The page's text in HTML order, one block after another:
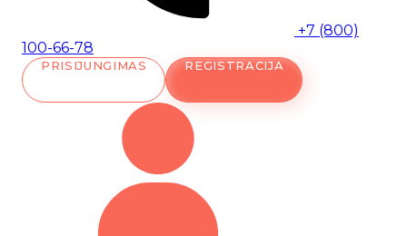
+7 (800)
100-66-78
PRISIJUNGIMAS REGISTRACIJA